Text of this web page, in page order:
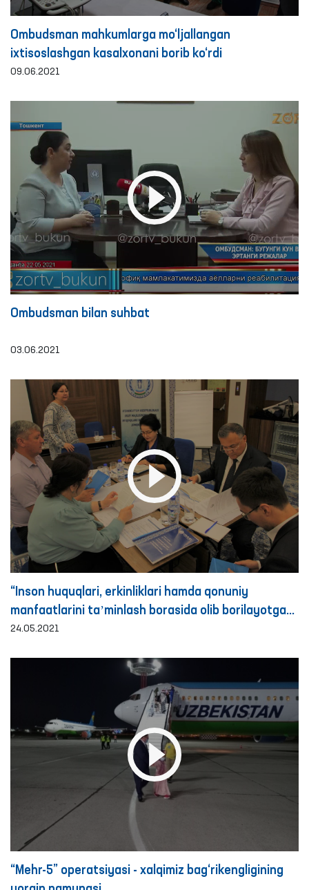
Ombudsman mahkumlarga mo‘ljallangan
ixtisoslashgan kasalxonani borib ko‘rdi
09.06.2021
Ombudsman bilan suhbat
03.06.2021
“Inson huquqlari, erkinliklari hamda qonuniy
manfaatlarini taʼminlash borasida olib borilayotgan
islohotlarda Ombudsmanning tutgan o‘rni”
24.05.2021
“Mehr-5” operatsiyasi - xalqimiz bag‘rikengligining